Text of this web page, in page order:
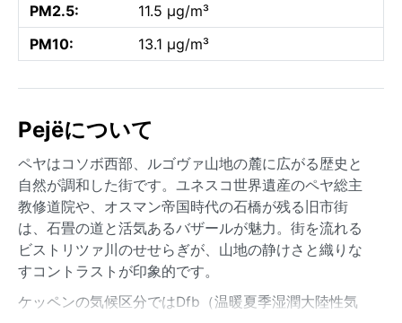
PM2.5:
11.5 µg/m³
PM10:
13.1 µg/m³
Pejëについて
ペヤはコソボ西部、ルゴヴァ山地の麓に広がる歴史と
自然が調和した街です。ユネスコ世界遺産のペヤ総主
教修道院や、オスマン帝国時代の石橋が残る旧市街
は、石畳の道と活気あるバザールが魅力。街を流れる
ビストリツァ川のせせらぎが、山地の静けさと織りな
すコントラストが印象的です。
ケッペンの気候区分ではDfb（温暖夏季湿潤大陸性気